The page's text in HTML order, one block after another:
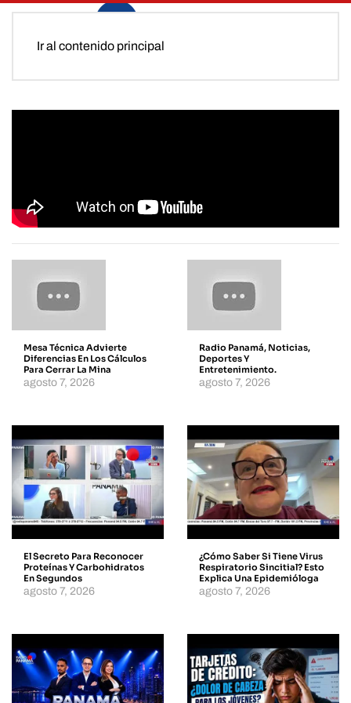
Ir al contenido principal
Mesa Técnica Advierte
Diferencias En Los Cálculos
Para Cerrar La Mina
agosto 7, 2026
Radio Panamá, Noticias,
Deportes Y
Entretenimiento.
agosto 7, 2026
El Secreto Para Reconocer
Proteínas Y Carbohidratos
En Segundos
agosto 7, 2026
¿Cómo Saber Si Tiene Virus
Respiratorio Sincitial? Esto
Explica Una Epidemióloga
agosto 7, 2026